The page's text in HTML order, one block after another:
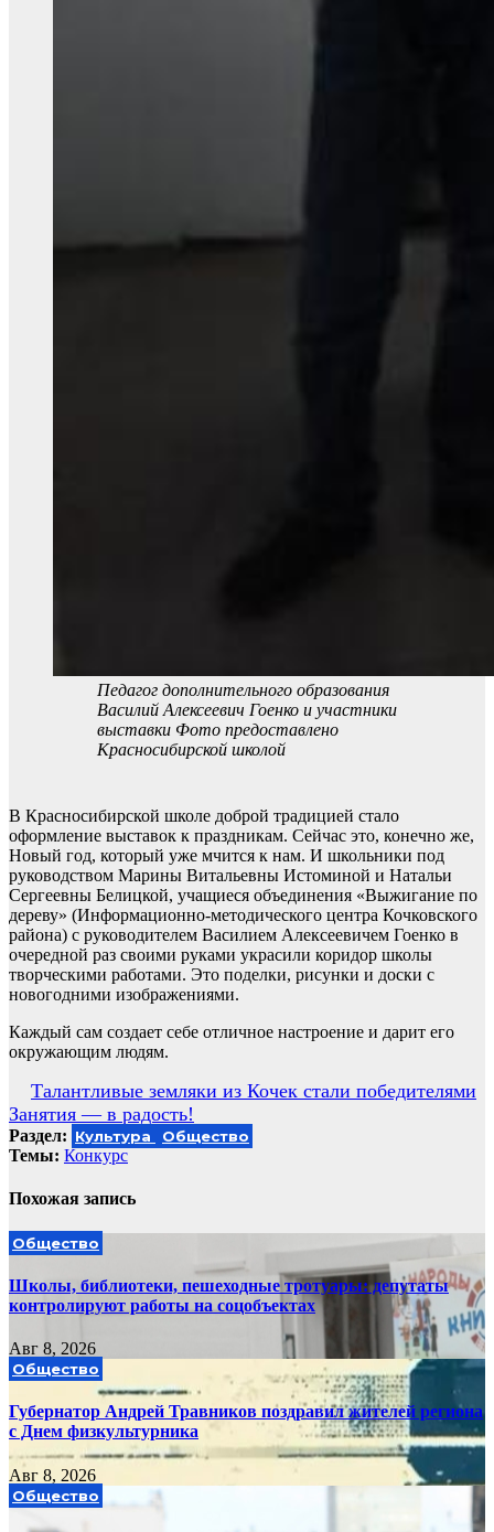
Педагог дополнительного образования
Василий Алексеевич Гоенко и участники
выставки Фото предоставлено
Красносибирской школой
В Красносибирской школе доброй традицией стало
оформление выставок к праздникам. Сейчас это, конечно же,
Новый год, который уже мчится к нам. И школьники под
руководством Марины Витальевны Истоминой и Натальи
Сергеевны Белицкой, учащиеся объединения «Выжигание по
дереву» (Информационно-методического центра Кочковского
района) с руководителем Василием Алексеевичем Гоенко в
очередной раз своими руками украсили коридор школы
творческими работами. Это поделки, рисунки и доски с
новогодними изображениями.
Каждый сам создает себе отличное настроение и дарит его
окружающим людям.
Навигация
по
записям
Талантливые земляки из Кочек стали победителями
Занятия — в радость!
Раздел: Культура Общество
Темы: Конкурс
Похожая запись
Общество
Школы, библиотеки, пешеходные тротуары: депутаты
контролируют работы на соцобъектах
Авг 8, 2026
Общество
Губернатор Андрей Травников поздравил жителей региона
с Днем физкультурника
Авг 8, 2026
Общество